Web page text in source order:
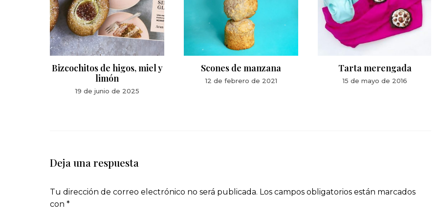
Bizcochitos de higos, miel y
limón
19 de junio de 2025
Scones de manzana
12 de febrero de 2021
Tarta merengada
15 de mayo de 2016
Deja una respuesta
Tu dirección de correo electrónico no será publicada. Los campos obligatorios están marcados
con *